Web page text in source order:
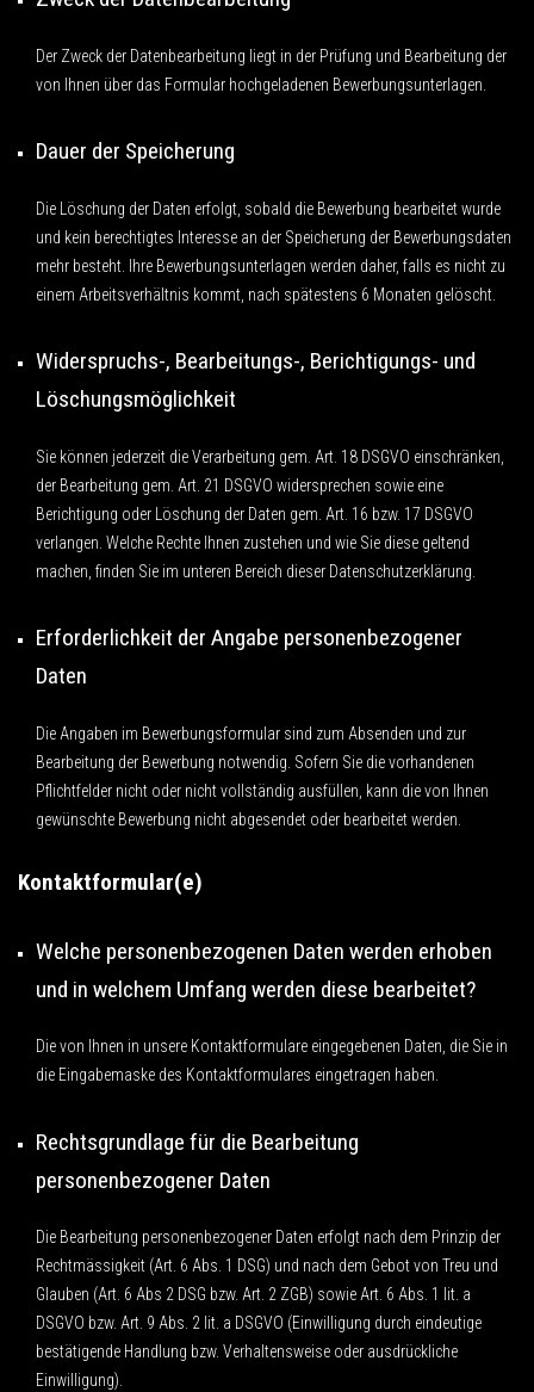
Der Zweck der Datenbearbeitung liegt in der Prüfung und Bearbeitung der
von Ihnen über das Formular hochgeladenen Bewerbungsunterlagen.
Dauer der Speicherung
Die Löschung der Daten erfolgt, sobald die Bewerbung bearbeitet wurde
und kein berechtigtes Interesse an der Speicherung der Bewerbungsdaten
mehr besteht. Ihre Bewerbungsunterlagen werden daher, falls es nicht zu
einem Arbeitsverhältnis kommt, nach spätestens 6 Monaten gelöscht.
Widerspruchs-, Bearbeitungs-, Berichtigungs- und
Löschungsmöglichkeit
Sie können jederzeit die Verarbeitung gem. Art. 18 DSGVO einschränken,
der Bearbeitung gem. Art. 21 DSGVO widersprechen sowie eine
Berichtigung oder Löschung der Daten gem. Art. 16 bzw. 17 DSGVO
verlangen. Welche Rechte Ihnen zustehen und wie Sie diese geltend
machen, finden Sie im unteren Bereich dieser Datenschutzerklärung.
Erforderlichkeit der Angabe personenbezogener
Daten
Die Angaben im Bewerbungsformular sind zum Absenden und zur
Bearbeitung der Bewerbung notwendig. Sofern Sie die vorhandenen
Pflichtfelder nicht oder nicht vollständig ausfüllen, kann die von Ihnen
gewünschte Bewerbung nicht abgesendet oder bearbeitet werden.
Kontaktformular(e)
Welche personenbezogenen Daten werden erhoben
und in welchem Umfang werden diese bearbeitet?
Die von Ihnen in unsere Kontaktformulare eingegebenen Daten, die Sie in
die Eingabemaske des Kontaktformulares eingetragen haben.
Rechtsgrundlage für die Bearbeitung
personenbezogener Daten
Die Bearbeitung personenbezogener Daten erfolgt nach dem Prinzip der
Rechtmässigkeit (Art. 6 Abs. 1 DSG) und nach dem Gebot von Treu und
Glauben (Art. 6 Abs 2 DSG bzw. Art. 2 ZGB) sowie Art. 6 Abs. 1 lit. a
DSGVO bzw. Art. 9 Abs. 2 lit. a DSGVO (Einwilligung durch eindeutige
bestätigende Handlung bzw. Verhaltensweise oder ausdrückliche
Einwilligung).